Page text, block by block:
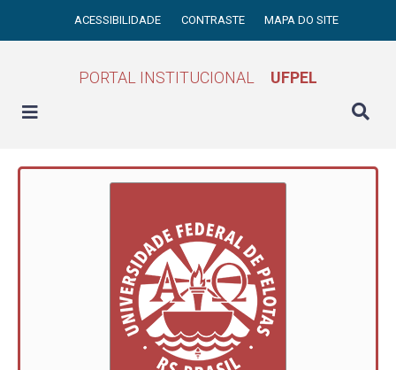
ACESSIBILIDADE CONTRASTE MAPA DO SITE
PORTAL INSTITUCIONAL UFPEL